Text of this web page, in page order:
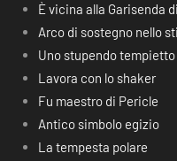
È vicina alla Garisenda
Arco di sostegno nello
Uno stupendo tempietto
Lavora con lo shaker
Fu maestro di Pericle
Antico simbolo egizio
La tempesta polare